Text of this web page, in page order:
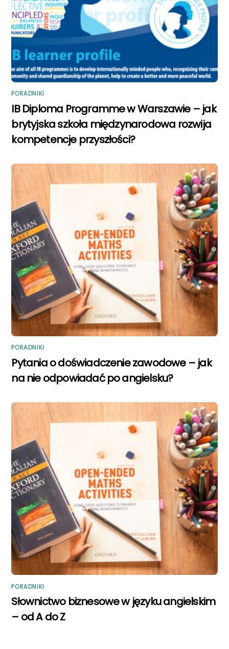
PORADNIKI
IB Diploma Programme w Warszawie – jak
brytyjska szkoła międzynarodowa rozwija
kompetencje przyszłości?
PORADNIKI
Pytania o doświadczenie zawodowe – jak
na nie odpowiadać po angielsku?
PORADNIKI
Słownictwo biznesowe w języku angielskim
– od A do Z